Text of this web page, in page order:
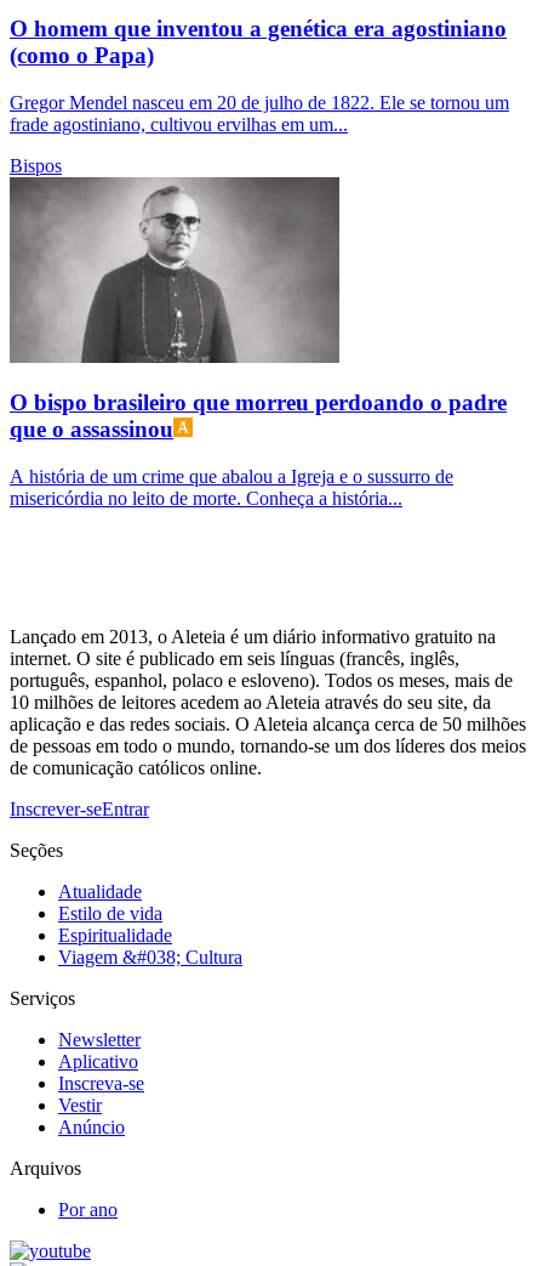
O homem que inventou a genética era agostiniano
(como o Papa)
Gregor Mendel nasceu em 20 de julho de 1822. Ele se tornou um
frade agostiniano, cultivou ervilhas em um...
Bispos
O bispo brasileiro que morreu perdoando o padre
que o assassinou
A história de um crime que abalou a Igreja e o sussurro de
misericórdia no leito de morte. Conheça a história...
Lançado em 2013, o Aleteia é um diário informativo gratuito na
internet. O site é publicado em seis línguas (francês, inglês,
português, espanhol, polaco e esloveno). Todos os meses, mais de
10 milhões de leitores acedem ao Aleteia através do seu site, da
aplicação e das redes sociais. O Aleteia alcança cerca de 50 milhões
de pessoas em todo o mundo, tornando-se um dos líderes dos meios
de comunicação católicos online.
Inscrever-seEntrar
Seções
Atualidade
Estilo de vida
Espiritualidade
Viagem &#038; Cultura
Serviços
Newsletter
Aplicativo
Inscreva-se
Vestir
Anúncio
Arquivos
Por ano